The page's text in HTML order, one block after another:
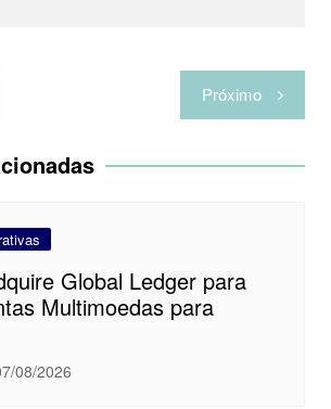
Próximo
Global Ledger para
Multimoedas para
08/2026